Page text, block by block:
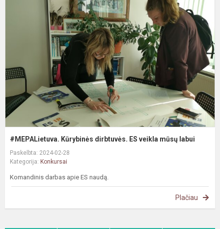
#MEPALietuva. Kūrybinės dirbtuvės. ES veikla mūsų labui
Paskelbta: 2024-02-28
Kategorija: Konkursai
Komandinis darbas apie ES naudą.
Plačiau